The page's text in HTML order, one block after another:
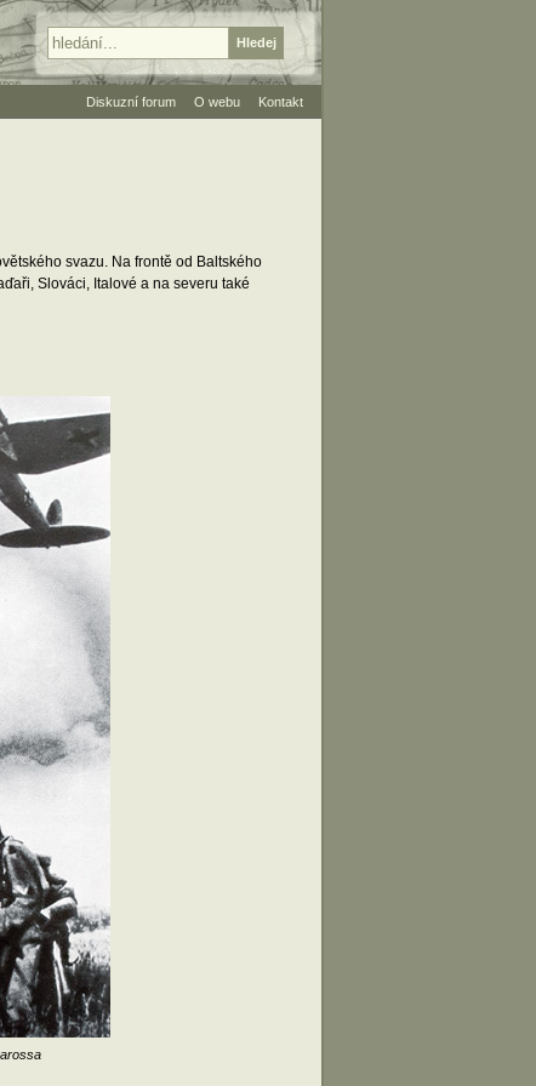
svazu. Na frontě od Baltského
Slováci, Italové a na severu také
Diskuzní forum O webu Kontakt